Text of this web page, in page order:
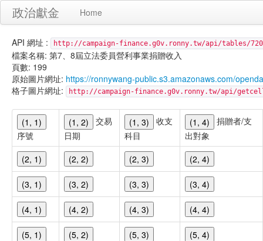
政治獻金 Home
API 網址 : http://campaign-finance.g0v.ronny.tw/api/tables/
檔案名稱: 第7、8屆立法委員營利事業捐贈收入
頁數: 199
原始圖片網址: https://ronnywang-public.s3.amazonaws.com/
格子圖片網址:
http://campaign-finance.g0v.ronny.tw/api/
(1, 1)
序號
(1, 2)
交易
日期
(1, 3)
收支
科目
(1, 4)
捐贈者/支
出對象
(2, 1)
(2, 2) (2, 3) (2, 4)
(3, 1) (3, 2) (3, 3) (3, 4)
(4, 1) (4, 2) (4, 3) (4, 4)
(5, 1) (5, 2) (5, 3) (5, 4)